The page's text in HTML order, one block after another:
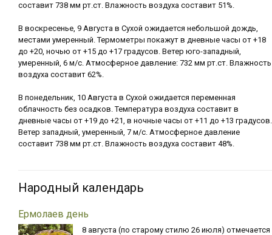
составит 738 мм рт.ст. Влажность воздуха составит 51%.
В воскресенье, 9 Августа в Сухой ожидается небольшой дождь,
местами умеренный. Термометры покажут в дневные часы от +18
до +20, ночью от +15 до +17 градусов. Ветер юго-западный,
умеренный, 6 м/с. Атмосферное давление: 732 мм рт.ст. Влажность
воздуха составит 62%.
В понедельник, 10 Августа в Сухой ожидается переменная
облачность без осадков. Температура воздуха составит в
дневные часы от +19 до +21, в ночные часы от +11 до +13 градусов.
Ветер западный, умеренный, 7 м/с. Атмосферное давление
составит 738 мм рт.ст. Влажность воздуха составит 48%.
Народный календарь
Ермолаев день
8 августа (по старому стилю 26 июля) отмечается